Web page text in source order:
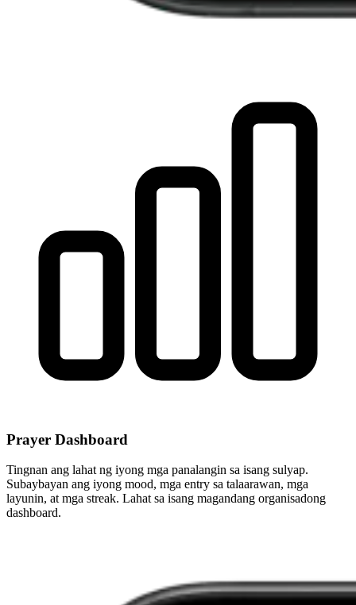
Prayer Dashboard
Tingnan ang lahat ng iyong mga panalangin sa isang sulyap.
Subaybayan ang iyong mood, mga entry sa talaarawan, mga
layunin, at mga streak. Lahat sa isang magandang organisadong
dashboard.